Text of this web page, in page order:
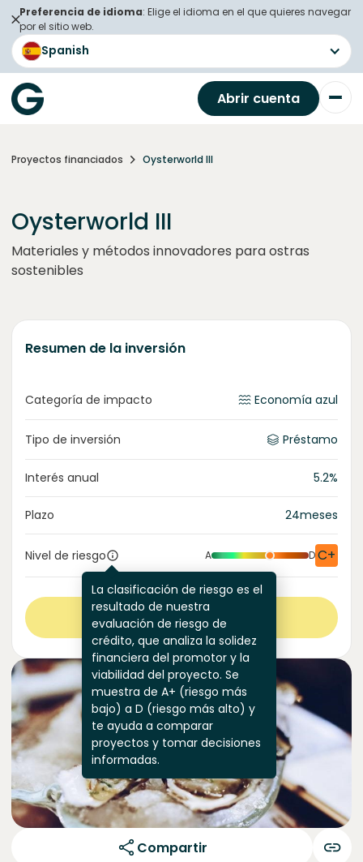
Preferencia de idioma: Elige el idioma en el que quieres navegar
por el sitio web.
Spanish
Abrir cuenta
Proyectos financiados Oysterworld III
Oysterworld III
Materiales y métodos innovadores para ostras
sostenibles
Resumen de la inversión
Categoría de impacto Economía azul
Tipo de inversión Préstamo
Interés anual 5.2%
Plazo 24meses
Nivel de riesgo
La clasificación de riesgo es el
resultado de nuestra
evaluación de riesgo de
crédito, que analiza la solidez
financiera del promotor y la
viabilidad del proyecto. Se
muestra de A+ (riesgo más
bajo) a D (riesgo más alto) y
te ayuda a comparar
proyectos y tomar decisiones
informadas.
A DC+
Ver más
Compartir